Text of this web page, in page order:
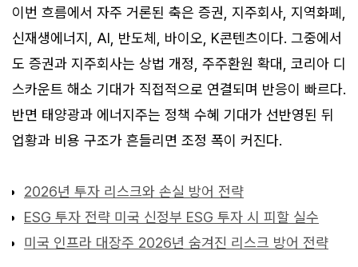
이번 흐름에서 자주 거론된 축은 증권, 지주회사, 지역화폐,
신재생에너지, AI, 반도체, 바이오, K콘텐츠이다. 그중에서
도 증권과 지주회사는 상법 개정, 주주환원 확대, 코리아 디
스카운트 해소 기대가 직접적으로 연결되며 반응이 빠르다.
반면 태양광과 에너지주는 정책 수혜 기대가 선반영된 뒤
업황과 비용 구조가 흔들리면 조정 폭이 커진다.
2026년 투자 리스크와 손실 방어 전략
ESG 투자 전략 미국 신정부 ESG 투자 시 피할 실수
미국 인프라 대장주 2026년 숨겨진 리스크 방어 전략